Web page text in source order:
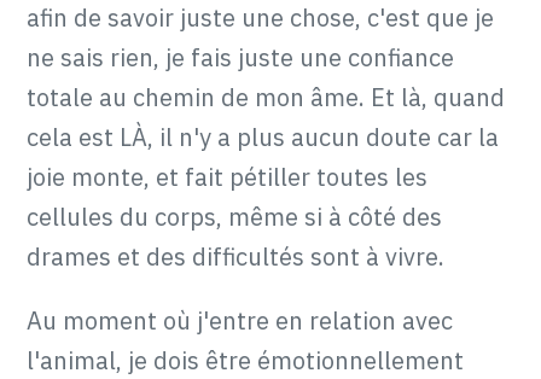
afin de savoir juste une chose, c'est que je
ne sais rien, je fais juste une confiance
totale au chemin de mon âme. Et là, quand
cela est LÀ, il n'y a plus aucun doute car la
joie monte, et fait pétiller toutes les
cellules du corps, même si à côté des
drames et des difficultés sont à vivre.
Au moment où j'entre en relation avec
l'animal, je dois être émotionnellement